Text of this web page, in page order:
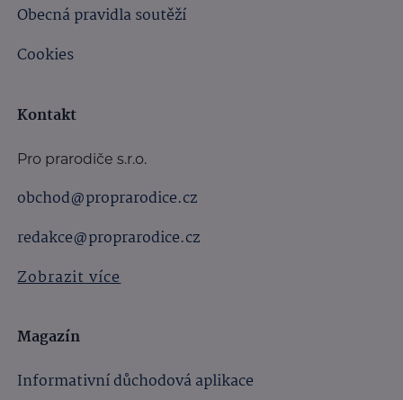
Obecná pravidla soutěží
Cookies
Kontakt
Pro prarodiče s.r.o.
obchod@proprarodice.cz
redakce@proprarodice.cz
Zobrazit více
Magazín
Informativní důchodová aplikace